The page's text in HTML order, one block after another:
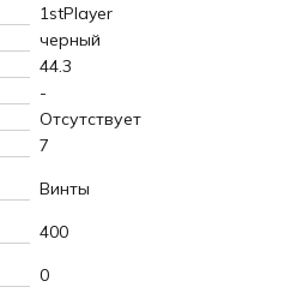
1stPlayer
черный
44.3
-
Отсутствует
7
Винты
400
0